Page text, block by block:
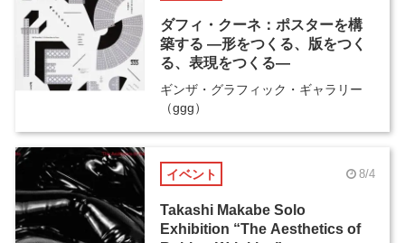
ダフィ・クーネ：ポスターを構
築する ―形をつくる、版をつく
る、表現をつくる―
ギンザ・グラフィック・ギャラリー
（ggg）
イベント 8/4
Takashi Makabe Solo
Exhibition “The Aesthetics of